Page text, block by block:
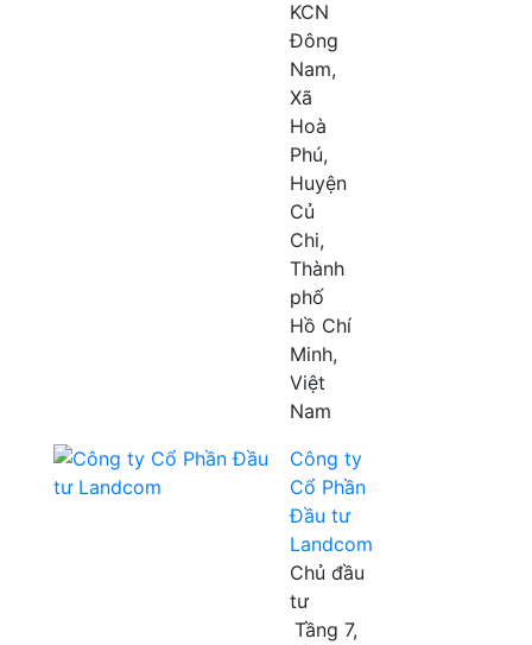
KCN
Đông
Nam,
Xã
Hoà
Phú,
Huyện
Củ
Chi,
Thành
phố
Hồ Chí
Minh,
Việt
Nam
Công ty
Cổ Phần
Đầu tư
Landcom
Chủ đầu
tư
Tầng 7,